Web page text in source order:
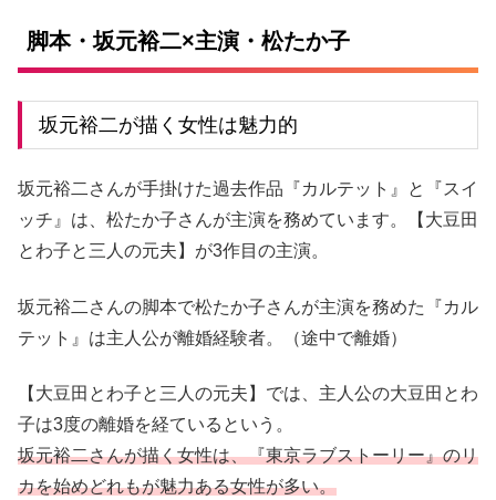
脚本・坂元裕二×主演・松たか子
坂元裕二が描く女性は魅力的
坂元裕二さんが手掛けた過去作品『カルテット』と『スイ
ッチ』は、松たか子さんが主演を務めています。【大豆田
とわ子と三人の元夫】が3作目の主演。
坂元裕二さんの脚本で松たか子さんが主演を務めた『カル
テット』は主人公が離婚経験者。（途中で離婚）
【大豆田とわ子と三人の元夫】では、主人公の大豆田とわ
子は3度の離婚を経ているという。
坂元裕二さんが描く女性は、『東京ラブストーリー』のリ
カを始めどれもが魅力ある女性が多い。